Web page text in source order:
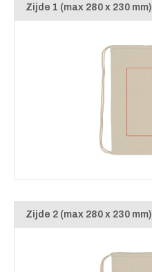
Zijde 1 (max 280 x 230 mm)
Zijde 2 (max 280 x 230 mm)